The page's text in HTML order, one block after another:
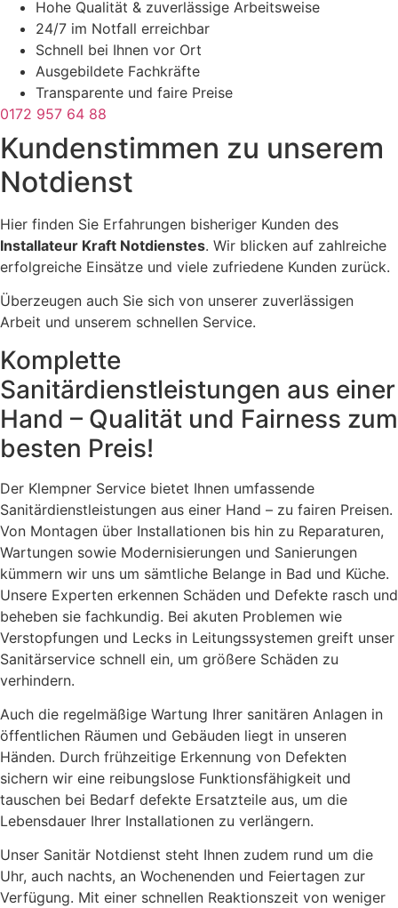
Hohe Qualität & zuverlässige Arbeitsweise
24/7 im Notfall erreichbar
Schnell bei Ihnen vor Ort
Ausgebildete Fachkräfte
Transparente und faire Preise
0172 957 64 88
Kundenstimmen zu unserem
Notdienst
Hier finden Sie Erfahrungen bisheriger Kunden des
Installateur Kraft Notdienstes. Wir blicken auf zahlreiche
erfolgreiche Einsätze und viele zufriedene Kunden zurück.
Überzeugen auch Sie sich von unserer zuverlässigen
Arbeit und unserem schnellen Service.
Komplette
Sanitärdienstleistungen aus einer
Hand – Qualität und Fairness zum
besten Preis!
Der Klempner Service bietet Ihnen umfassende
Sanitärdienstleistungen aus einer Hand – zu fairen Preisen.
Von Montagen über Installationen bis hin zu Reparaturen,
Wartungen sowie Modernisierungen und Sanierungen
kümmern wir uns um sämtliche Belange in Bad und Küche.
Unsere Experten erkennen Schäden und Defekte rasch und
beheben sie fachkundig. Bei akuten Problemen wie
Verstopfungen und Lecks in Leitungssystemen greift unser
Sanitärservice schnell ein, um größere Schäden zu
verhindern.
Auch die regelmäßige Wartung Ihrer sanitären Anlagen in
öffentlichen Räumen und Gebäuden liegt in unseren
Händen. Durch frühzeitige Erkennung von Defekten
sichern wir eine reibungslose Funktionsfähigkeit und
tauschen bei Bedarf defekte Ersatzteile aus, um die
Lebensdauer Ihrer Installationen zu verlängern.
Unser Sanitär Notdienst steht Ihnen zudem rund um die
Uhr, auch nachts, an Wochenenden und Feiertagen zur
Verfügung. Mit einer schnellen Reaktionszeit von weniger